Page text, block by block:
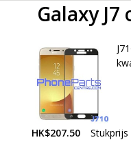
Galaxy
HK$207.50 Stukprijs